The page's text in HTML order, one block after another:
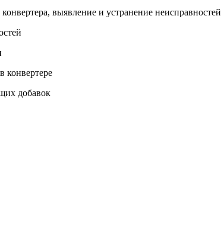
выявление и устранение неисправностей
конвертере
добавок